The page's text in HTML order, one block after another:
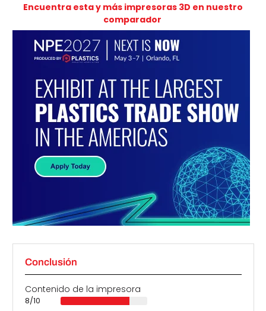
Encuentra esta y más impresoras 3D en nuestro
comparador
Conclusión
Contenido de la impresora
8/10